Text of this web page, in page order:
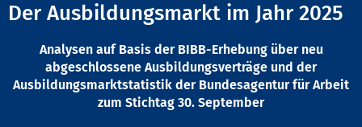
Der Ausbildungsmarkt im Jahr 2025
Analysen auf Basis der BIBB-Erhebung über neu
abgeschlossene Ausbildungsverträge und der
Ausbildungsmarktstatistik der Bundesagentur für Arbeit
zum Stichtag 30. September